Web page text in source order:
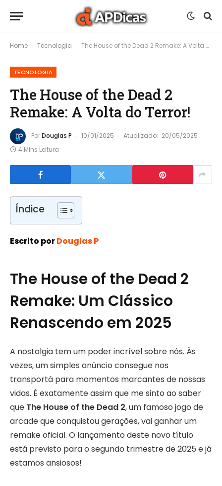
Home - Tecnologia - The House of the Dead 2 Remake: A Volta do Terror!
TECNOLOGIA
The House of the Dead 2
Remake: A Volta do Terror!
PorDouglas P 10/01/2025 Atualizado: 20/05/2025
4 Mins Leitura
Índice
Escrito porDouglas P
The House of the Dead 2
Remake: Um Clássico
Renascendo em 2025
A nostalgia tem um poder incrível sobre nós. Às
vezes, um simples anúncio consegue nos
transportá para momentos marcantes de nossas
vidas. É exatamente assim que me sinto ao saber
que The House of the Dead 2, um famoso jogo de
arcade que conquistou gerações, vai ganhar um
remake oficial. O lançamento deste novo título
está previsto para o segundo trimestre de 2025 e já
estamos ansiosos!